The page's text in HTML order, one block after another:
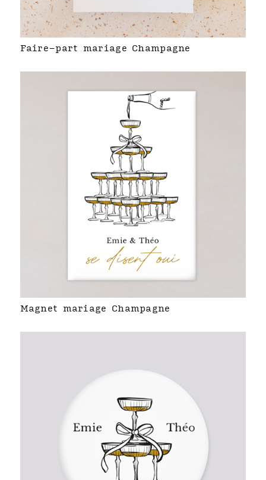
Faire-part mariage Champagne
Magnet mariage Champagne